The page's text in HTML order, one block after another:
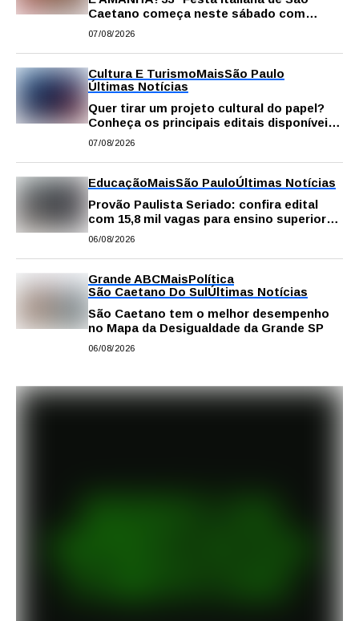
Caetano começa neste sábado com
gastronomia, música e solidariedade
07/08/2026
Cultura E TurismoMaisSão Paulo
Últimas Notícias
Quer tirar um projeto cultural do papel?
Conheça os principais editais disponíveis
em São Paulo
07/08/2026
EducaçãoMaisSão PauloÚltimas Notícias
Provão Paulista Seriado: confira edital
com 15,8 mil vagas para ensino superior
público
06/08/2026
Grande ABCMaisPolítica
São Caetano Do SulÚltimas Notícias
São Caetano tem o melhor desempenho
no Mapa da Desigualdade da Grande SP
06/08/2026